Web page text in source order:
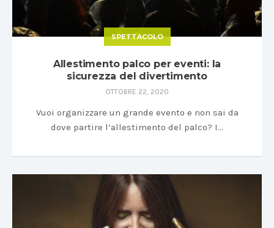
SPETTACOLO
Allestimento palco per eventi: la
sicurezza del divertimento
OTTOBRE 22, 2020
Vuoi organizzare un grande evento e non sai da
dove partire l’allestimento del palco? I…